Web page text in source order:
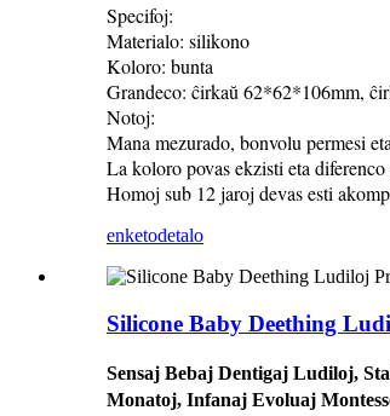
Specifoj:
Materialo: silikono
Koloro: bunta
Grandeco: ĉirkaŭ 62*62*106mm,
Notoj:
Mana mezurado, bonvolu permesi
La koloro povas ekzisti eta
Homoj sub 12 jaroj devas esti
enketodetalo
Silicone Baby Deething
Sensaj Bebaj Dentigaj Ludiloj,
Monatoj, Infanaj Evoluaj